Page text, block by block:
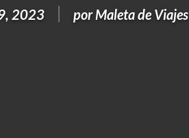
2023 porMaleta de Viajes